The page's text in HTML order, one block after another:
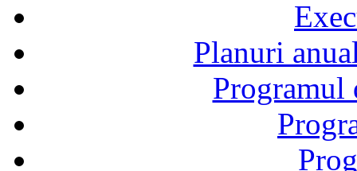
Planuri